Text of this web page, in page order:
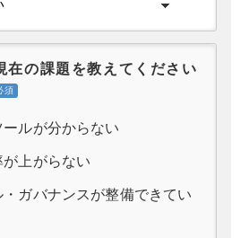
在の課題を教えてください
ルが分からない
上がらない
ガバナンスが整備できてい